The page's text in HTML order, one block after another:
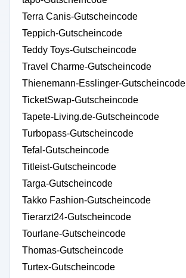
Terra Canis-Gutscheincode
Teppich-Gutscheincode
Teddy Toys-Gutscheincode
Travel Charme-Gutscheincode
Thienemann-Esslinger-Gutscheincode
TicketSwap-Gutscheincode
Tapete-Living.de-Gutscheincode
Turbopass-Gutscheincode
Tefal-Gutscheincode
Titleist-Gutscheincode
Targa-Gutscheincode
Takko Fashion-Gutscheincode
Tierarzt24-Gutscheincode
Tourlane-Gutscheincode
Thomas-Gutscheincode
Turtex-Gutscheincode